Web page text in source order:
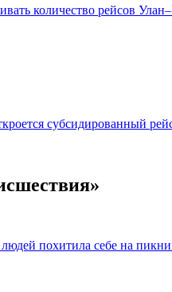
количество рейсов
субсидированный
похитила себе на